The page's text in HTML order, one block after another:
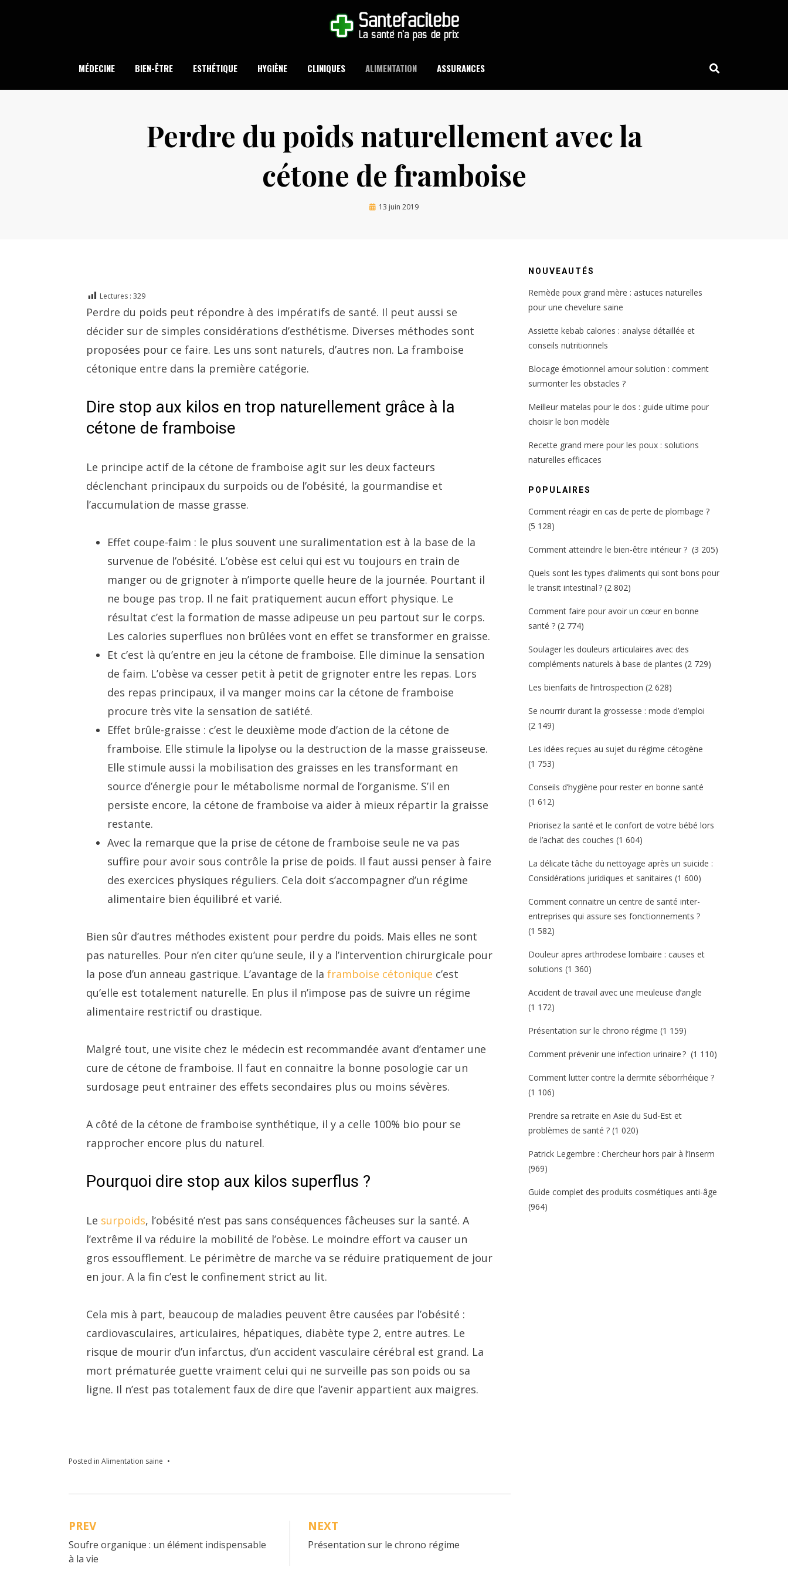
SANTEFACILE.BE
MÉDECINE BIEN-ÊTRE ESTHÉTIQUE HYGIÈNE CLINIQUES ALIMENTATION ASSURANCES
Perdre du poids naturellement avec la
cétone de framboise
by Antonio Antonio
Posted
13 juin 2019
Lectures : 329
Perdre du poids peut répondre à des impératifs de santé. Il peut aussi se
décider sur de simples considérations d’esthétisme. Diverses méthodes sont
proposées pour ce faire. Les uns sont naturels, d’autres non. La framboise
cétonique entre dans la première catégorie.
Dire stop aux kilos en trop naturellement grâce à la
cétone de framboise
Le principe actif de la cétone de framboise agit sur les deux facteurs
déclenchant principaux du surpoids ou de l’obésité, la gourmandise et
l’accumulation de masse grasse.
Effet coupe-faim : le plus souvent une suralimentation est à la base de la
survenue de l’obésité. L’obèse est celui qui est vu toujours en train de
manger ou de grignoter à n’importe quelle heure de la journée. Pourtant il
ne bouge pas trop. Il ne fait pratiquement aucun effort physique. Le
résultat c’est la formation de masse adipeuse un peu partout sur le corps.
Les calories superflues non brûlées vont en effet se transformer en graisse.
Et c’est là qu’entre en jeu la cétone de framboise. Elle diminue la sensation
de faim. L’obèse va cesser petit à petit de grignoter entre les repas. Lors
des repas principaux, il va manger moins car la cétone de framboise
procure très vite la sensation de satiété.
Effet brûle-graisse : c’est le deuxième mode d’action de la cétone de
framboise. Elle stimule la lipolyse ou la destruction de la masse graisseuse.
Elle stimule aussi la mobilisation des graisses en les transformant en
source d’énergie pour le métabolisme normal de l’organisme. S’il en
persiste encore, la cétone de framboise va aider à mieux répartir la graisse
restante.
Avec la remarque que la prise de cétone de framboise seule ne va pas
suffire pour avoir sous contrôle la prise de poids. Il faut aussi penser à faire
des exercices physiques réguliers. Cela doit s’accompagner d’un régime
alimentaire bien équilibré et varié.
Bien sûr d’autres méthodes existent pour perdre du poids. Mais elles ne sont
pas naturelles. Pour n’en citer qu’une seule, il y a l’intervention chirurgicale pour
la pose d’un anneau gastrique. L’avantage de la framboise cétonique c’est
qu’elle est totalement naturelle. En plus il n’impose pas de suivre un régime
alimentaire restrictif ou drastique.
Malgré tout, une visite chez le médecin est recommandée avant d’entamer une
cure de cétone de framboise. Il faut en connaitre la bonne posologie car un
surdosage peut entrainer des effets secondaires plus ou moins sévères.
A côté de la cétone de framboise synthétique, il y a celle 100% bio pour se
rapprocher encore plus du naturel.
Pourquoi dire stop aux kilos superflus ?
Le surpoids, l’obésité n’est pas sans conséquences fâcheuses sur la santé. A
l’extrême il va réduire la mobilité de l’obèse. Le moindre effort va causer un
gros essoufflement. Le périmètre de marche va se réduire pratiquement de jour
en jour. A la fin c’est le confinement strict au lit.
Cela mis à part, beaucoup de maladies peuvent être causées par l’obésité :
cardiovasculaires, articulaires, hépatiques, diabète type 2, entre autres. Le
risque de mourir d’un infarctus, d’un accident vasculaire cérébral est grand. La
mort prématurée guette vraiment celui qui ne surveille pas son poids ou sa
ligne. Il n’est pas totalement faux de dire que l’avenir appartient aux maigres.
Posted in Alimentation saine
Navigation
de
PREV
Soufre organique : un élément indispensable
à la vie
NEXT
Présentation sur le chrono régime
NOUVEAUTÉS
Remède poux grand mère : astuces naturelles
pour une chevelure saine
Assiette kebab calories : analyse détaillée et
conseils nutritionnels
Blocage émotionnel amour solution : comment
surmonter les obstacles ?
Meilleur matelas pour le dos : guide ultime pour
choisir le bon modèle
Recette grand mere pour les poux : solutions
naturelles efficaces
POPULAIRES
Comment réagir en cas de perte de plombage ?
(5 128)
Comment atteindre le bien-être intérieur ? (3 205)
Quels sont les types d’aliments qui sont bons pour
le transit intestinal ? (2 802)
Comment faire pour avoir un cœur en bonne
santé ? (2 774)
Soulager les douleurs articulaires avec des
compléments naturels à base de plantes (2 729)
Les bienfaits de l’introspection (2 628)
Se nourrir durant la grossesse : mode d’emploi
(2 149)
Les idées reçues au sujet du régime cétogène
(1 753)
Conseils d’hygiène pour rester en bonne santé
(1 612)
Priorisez la santé et le confort de votre bébé lors
de l’achat des couches (1 604)
La délicate tâche du nettoyage après un suicide :
Considérations juridiques et sanitaires (1 600)
Comment connaitre un centre de santé inter-
entreprises qui assure ses fonctionnements ?
(1 582)
Douleur apres arthrodese lombaire : causes et
solutions (1 360)
Accident de travail avec une meuleuse d’angle
(1 172)
Présentation sur le chrono régime (1 159)
Comment prévenir une infection urinaire ? (1 110)
Comment lutter contre la dermite séborrhéique ?
(1 106)
Prendre sa retraite en Asie du Sud-Est et
problèmes de santé ? (1 020)
Patrick Legembre : Chercheur hors pair à l’Inserm
(969)
Guide complet des produits cosmétiques anti-âge
(964)